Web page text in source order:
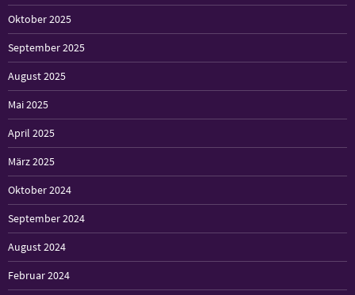
Oktober 2025
September 2025
August 2025
Mai 2025
April 2025
März 2025
Oktober 2024
September 2024
August 2024
Februar 2024